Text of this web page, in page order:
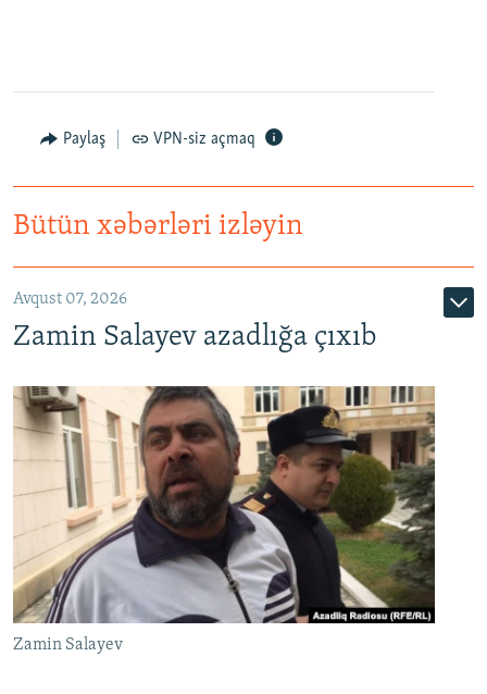
Paylaş VPN-siz açmaq
Bütün xəbərləri izləyin
Avqust 07, 2026
Zamin Salayev azadlığa çıxıb
Zamin Salayev